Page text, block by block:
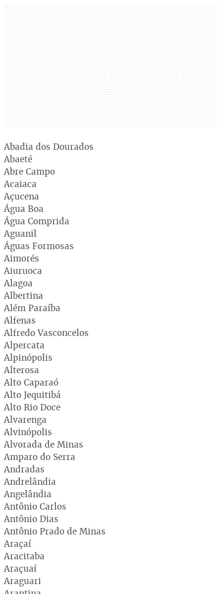
Abadia dos Dourados
Abaeté
Abre Campo
Acaiaca
Açucena
Água Boa
Água Comprida
Aguanil
Águas Formosas
Aimorés
Aiuruoca
Alagoa
Albertina
Além Paraíba
Alfenas
Alfredo Vasconcelos
Alpercata
Alpinópolis
Alterosa
Alto Caparaó
Alto Jequitibá
Alto Rio Doce
Alvarenga
Alvinópolis
Alvorada de Minas
Amparo do Serra
Andradas
Andrelândia
Angelândia
Antônio Carlos
Antônio Dias
Antônio Prado de Minas
Araçaí
Aracitaba
Araçuaí
Araguari